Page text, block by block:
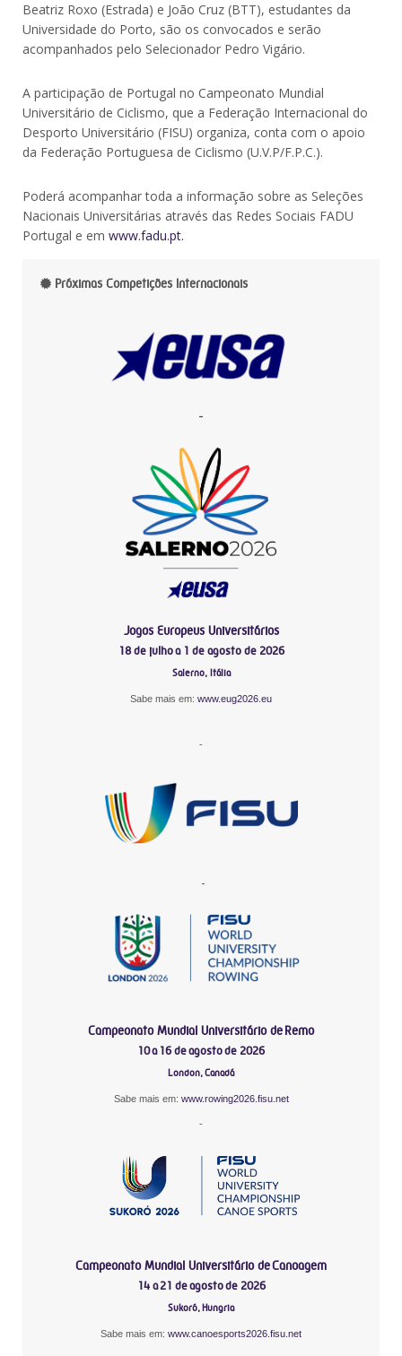
Beatriz Roxo (Estrada) e João Cruz (BTT), estudantes da
Universidade do Porto, são os convocados e serão
acompanhados pelo Selecionador Pedro Vigário.
A participação de Portugal no Campeonato Mundial
Universitário de Ciclismo, que a Federação Internacional do
Desporto Universitário (FISU) organiza, conta com o apoio
da Federação Portuguesa de Ciclismo (U.V.P/F.P.C.).
Poderá acompanhar toda a informação sobre as Seleções
Nacionais Universitárias através das Redes Sociais FADU
Portugal e em www.fadu.pt.
Próximas Competições Internacionais
-
Jogos Europeus Universitários
18 de julho a 1 de agosto de 2026
Salerno, Itália
Sabe mais em: www.eug2026.eu
-
-
Campeonato Mundial Universitário de Remo
10 a 16 de agosto de 2026
London, Canadá
Sabe mais em: www.rowing2026.fisu.net
-
Campeonato Mundial Universitário de Canoagem
14 a 21 de agosto de 2026
Sukoró, Hungria
Sabe mais em: www.canoesports2026.fisu.net